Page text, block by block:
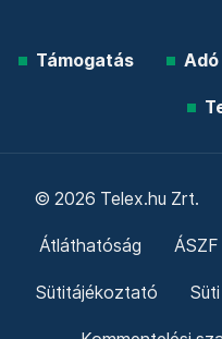
Támogatás Adó
© 2026 Telex.hu Zrt.
Átláthatóság ÁSZF
Sütitájékoztató